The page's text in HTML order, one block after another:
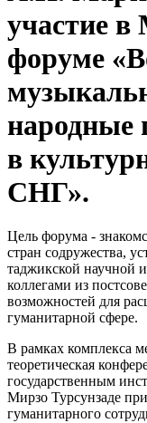
участие
форуме
народные
в
СНГ».
Цель форума -
стран содружества,
таджикской научной
коллегами из
возможностей для
гуманитарной сфере.
В рамках комплекса
теоретическая
государственным
Мирзо Турсунзаде
гуманитарного